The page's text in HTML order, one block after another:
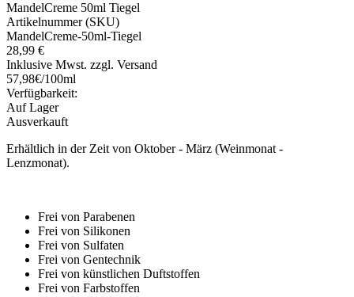
MandelCreme 50ml Tiegel
Artikelnummer (SKU)
MandelCreme-50ml-Tiegel
28,99 €
Inklusive Mwst. zzgl. Versand
57,98€/100ml
Verfügbarkeit:
Auf Lager
Ausverkauft
Erhältlich in der Zeit von Oktober - März (Weinmonat -
Lenzmonat).
Frei von Parabenen
Frei von Silikonen
Frei von Sulfaten
Frei von Gentechnik
Frei von künstlichen Duftstoffen
Frei von Farbstoffen